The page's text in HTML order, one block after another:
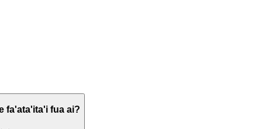
fa'ata'ita'i fua ai?